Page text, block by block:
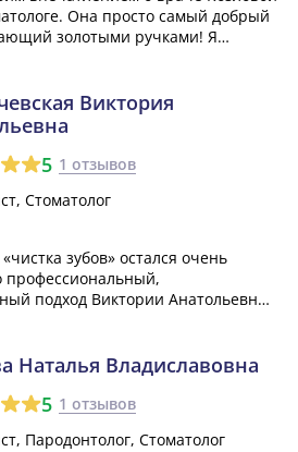
Она просто самый добрый
золотыми ручками! Я
Виктория
5 1 отзывов
Стоматолог
зубов» остался очень
профессиональный,
подход Виктории Анатольевны.
отвлекает от про...»
Наталья Владиславовна
5 1 отзывов
Пародонтолог, Стоматолог